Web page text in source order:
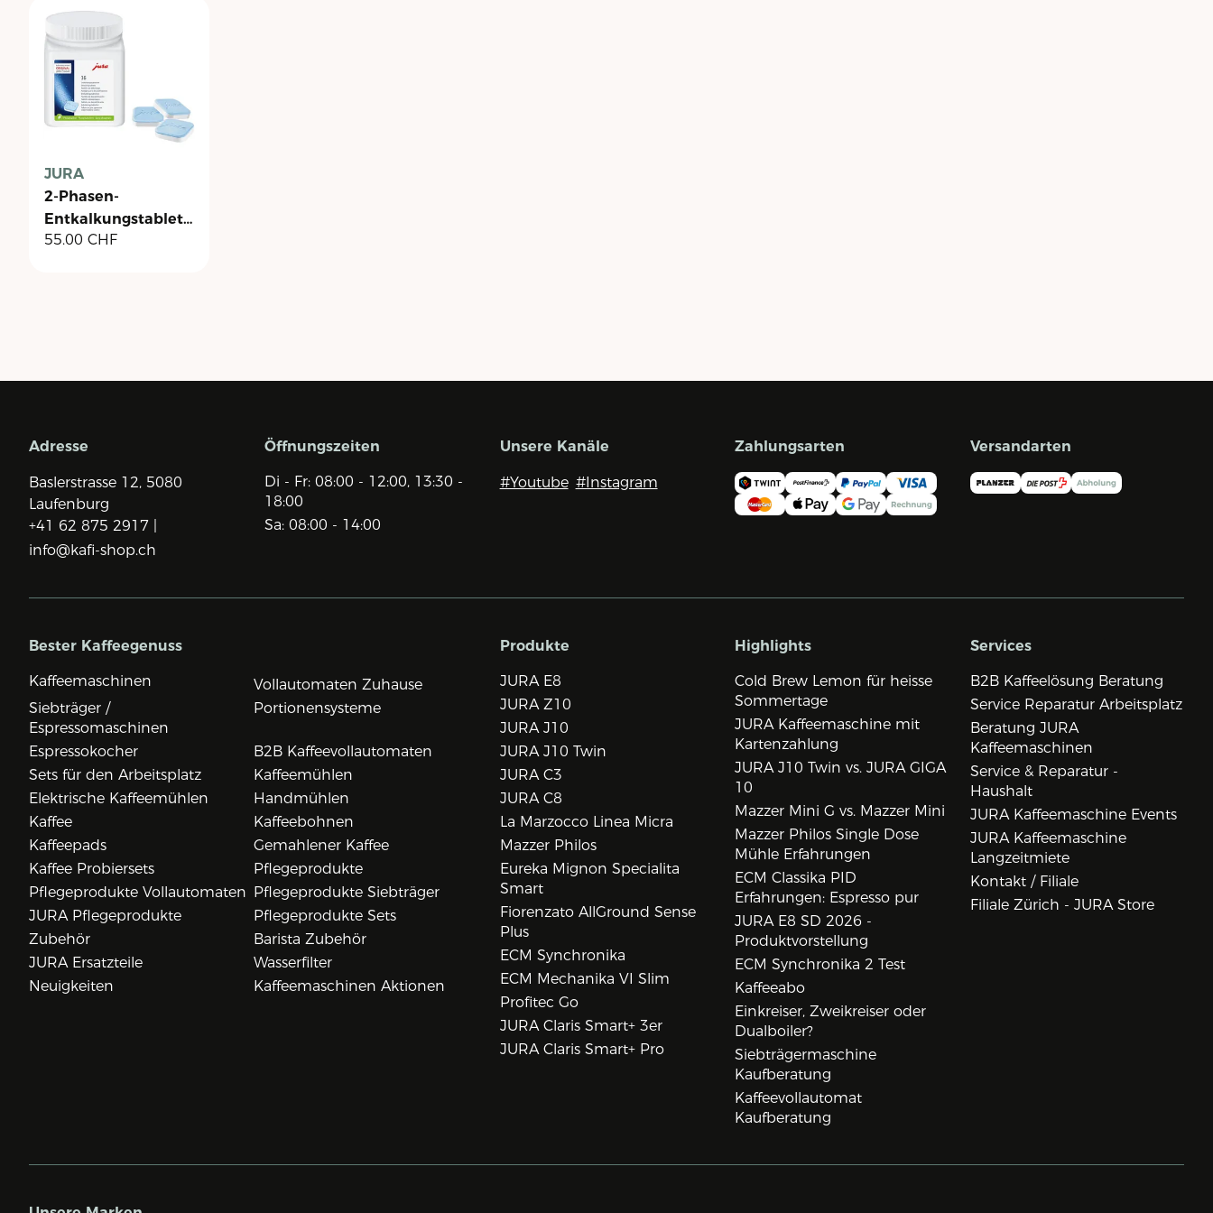
JURA
2-Phasen-
Entkalkungstabletten
- Dose à 36 Stück
55.00 CHF
Adresse
Baslerstrasse 12, 5080
Laufenburg
+41 62 875 2917 |
info@kafi-shop.ch
Öffnungszeiten
Di - Fr: 08:00 - 12:00, 13:30 -
18:00
Sa: 08:00 - 14:00
Unsere Kanäle
#Youtube #Instagram
Zahlungsarten Versandarten
Bester Kaffeegenuss
Kaffeemaschinen
Vollautomaten Zuhause
Siebträger /
Espressomaschinen
Portionensysteme
Espressokocher
B2B Kaffeevollautomaten
Sets für den Arbeitsplatz
Kaffeemühlen
Elektrische Kaffeemühlen
Handmühlen
Kaffee
Kaffeebohnen
Kaffeepads
Gemahlener Kaffee
Kaffee Probiersets
Pflegeprodukte
Pflegeprodukte Vollautomaten Pflegeprodukte Siebträger
JURA Pflegeprodukte
Pflegeprodukte Sets
Zubehör
Barista Zubehör
JURA Ersatzteile
Wasserfilter
Neuigkeiten
Kaffeemaschinen Aktionen
Produkte
JURA E8
JURA Z10
JURA J10
JURA J10 Twin
JURA C3
JURA C8
La Marzocco Linea Micra
Mazzer Philos
Eureka Mignon Specialita
Smart
Fiorenzato AllGround Sense
Plus
ECM Synchronika
ECM Mechanika VI Slim
Profitec Go
JURA Claris Smart+ 3er
JURA Claris Smart+ Pro
Highlights
Cold Brew Lemon für heisse
Sommertage
JURA Kaffeemaschine mit
Kartenzahlung
JURA J10 Twin vs. JURA GIGA
10
Mazzer Mini G vs. Mazzer Mini
Mazzer Philos Single Dose
Mühle Erfahrungen
ECM Classika PID
Erfahrungen: Espresso pur
JURA E8 SD 2026 -
Produktvorstellung
ECM Synchronika 2 Test
Kaffeeabo
Einkreiser, Zweikreiser oder
Dualboiler?
Siebträgermaschine
Kaufberatung
Kaffeevollautomat
Kaufberatung
Services
B2B Kaffeelösung Beratung
Service Reparatur Arbeitsplatz
Beratung JURA
Kaffeemaschinen
Service & Reparatur -
Haushalt
JURA Kaffeemaschine Events
JURA Kaffeemaschine
Langzeitmiete
Kontakt / Filiale
Filiale Zürich - JURA Store